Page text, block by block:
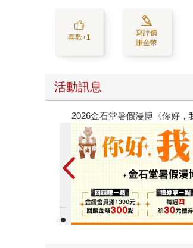
喜歡+1
寫評價
賺金幣
活動訊息
春光ｘ奇幻基地｜全書系展